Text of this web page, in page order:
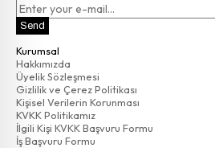
Send
Kurumsal
Hakkımızda
Üyelik Sözleşmesi
Gizlilik ve Çerez Politikası
Kişisel Verilerin Korunması
KVKK Politikamız
İlgili Kişi KVKK Başvuru Formu
İş Başvuru Formu